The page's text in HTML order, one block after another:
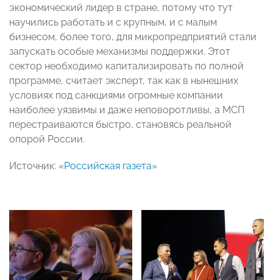
экономический лидер в стране, потому что тут
научились работать и с крупным, и с малым
бизнесом, более того, для микропредприятий стали
запускать особые механизмы поддержки. Этот
сектор необходимо капитализировать по полной
программе, считает эксперт, так как в нынешних
условиях под санкциями огромные компании
наиболее уязвимы и даже неповоротливы, а МСП
перестраиваются быстро, становясь реальной
опорой России.
Источник: «Российская газета»